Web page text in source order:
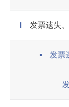
发票遗失
发票